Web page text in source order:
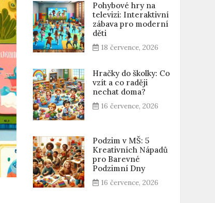
Pohybové hry na
televizi: Interaktivní
zábava pro moderní
děti
18 července, 2026
Hračky do školky: Co
vzít a co raději
nechat doma?
16 července, 2026
Podzim v MŠ: 5
Kreativních Nápadů
pro Barevné
Podzimní Dny
16 července, 2026